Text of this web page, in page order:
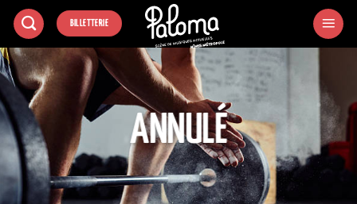
Passer
contenu
BILLETTERIE
ANNULÉ